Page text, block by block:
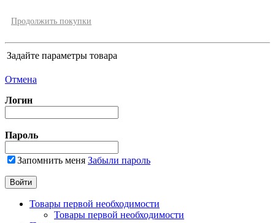
Продолжить покупки
Задайте параметры товара
Отмена
Логин
Пароль
Запомнить меня Забыли пароль
Товары первой необходимости
Товары первой необходимости